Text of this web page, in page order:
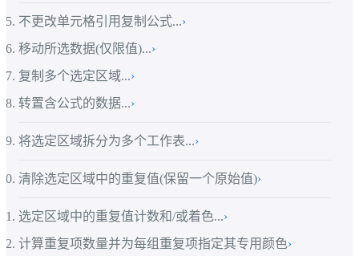
不更改单元格引用复制公式...›
移动所选数据(仅限值)...›
复制多个选定区域...›
转置含公式的数据...›
将选定区域拆分为多个工作表...›
清除选定区域中的重复值(保留一个原始值)›
选定区域中的重复值计数和/或着色...›
计算重复项数量并为每组重复项指定其专用颜色›